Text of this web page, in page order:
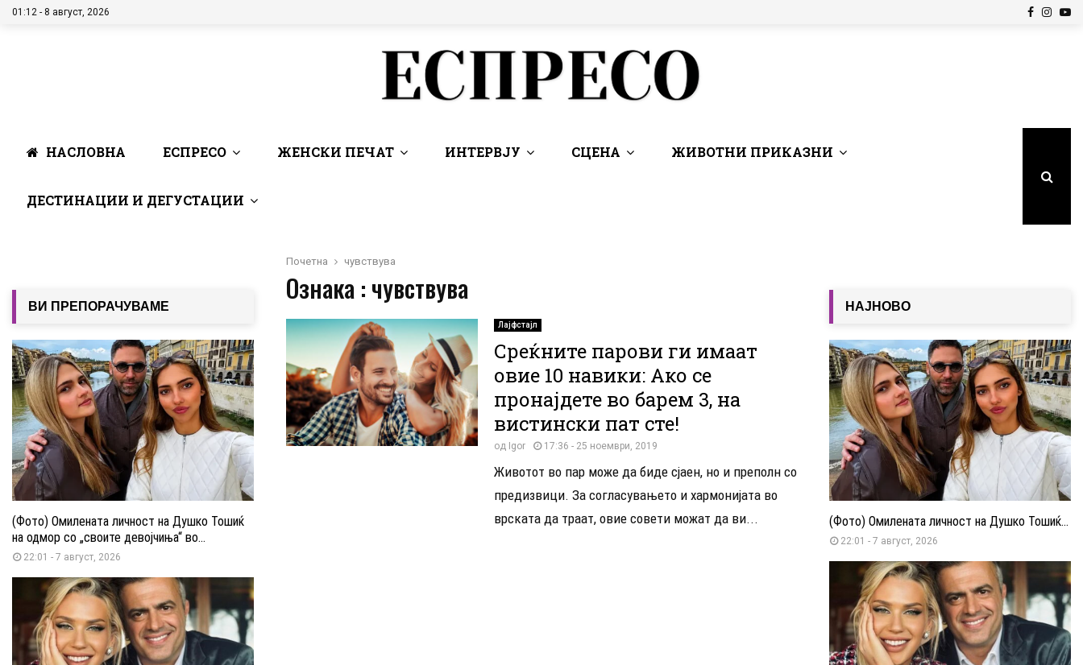
01:12 - 8 август, 2026 Facebook
НАСЛОВНА ЕСПРЕСО ЖЕНСКИ ПЕЧАТ ИНТЕРВЈУ СЦЕНА ЖИВОТНИ ПРИКАЗНИ
ДЕСТИНАЦИИ И ДЕГУСТАЦИИ
Почетна чувствува
Ознака : чувствува
Лајфстајл
Среќните парови ги имаат
овие 10 навики: Ако се
пронајдете во барем 3, на
вистински пат сте!
од Igor 17:36 - 25 ноември, 2019
Животот во пар може да биде сјаен, но и преполн со
предизвици. За согласувањето и хармонијата во
врската да траат, овие совети можат да ви...
ВИ ПРЕПОРАЧУВАМЕ
(Фото) Омилената личност на Душко Тошиќ
на одмор со „своите девојчиња“ во...
22:01 - 7 август, 2026
НАЈНОВО
(Фото) Омилената личност на Душко Тошиќ...
22:01 - 7 август, 2026